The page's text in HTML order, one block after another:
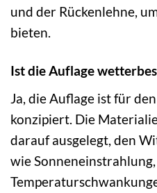
und der Rückenlehne,
bieten.
Ist die Auflage
Ja, die Auflage ist für
konzipiert. Die
darauf ausgelegt, den
wie